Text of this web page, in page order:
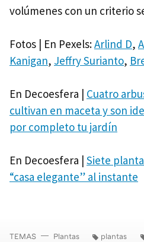
volúmenes con un criterio
Fotos | En Pexels:Arlind D,
Kanigan, Jeffry Surianto,
En Decoesfera | Cuatro
cultivan en maceta y son
por completo tu jardín
En Decoesfera | Siete
“casa elegante” al instante
TEMAS Plantas plantas